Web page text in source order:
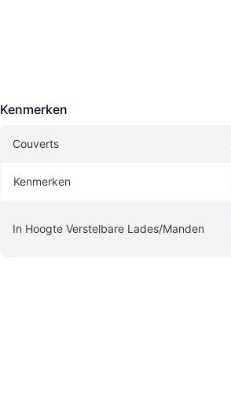
Kenmerken
Couverts
Kenmerken
In Hoogte Verstelbare Lades/Manden